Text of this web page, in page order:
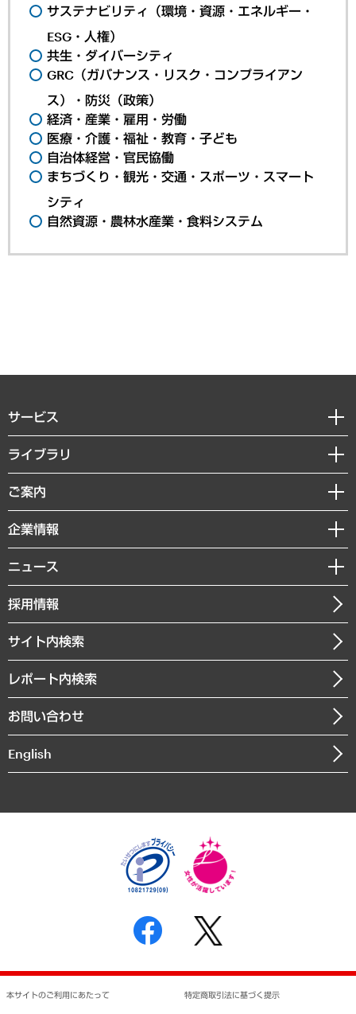
サステナビリティ（環境・資源・エネルギー・
ESG・人権）
共生・ダイバーシティ
GRC（ガバナンス・リスク・コンプライアン
ス）・防災（政策）
経済・産業・雇用・労働
医療・介護・福祉・教育・子ども
自治体経営・官民協働
まちづくり・観光・交通・スポーツ・スマート
シティ
自然資源・農林水産業・食料システム
サービス
経営戦略
組織・人事戦略
デジタルイノベーション
共生・ダイバーシティ
GRC（ガバナンス・リスク・コンプライアンス）・防災（政策）
経済・産業・雇用・労働
まちづくり・観光・交通・スポーツ・スマートシティ
自然資源・農林水産業・食料システム
ライブラリ
経済調査
レポート
コラム
経営用語集
受託・受注実績（官公庁関連）
メディア掲載・出演
ご案内
セミナー・イベント情報
MUFGビジネスセミナー
受託案件情報
企業情報
私たちの想い
社長メッセージ
会社概要
沿革
組織図・本部部室紹介
インドネシア現地法人
個人情報保護方針
反社会的勢力に対する基本方針
書面による個人情報の開示等の請求の手続きについて
ニュース
ニュースリリース
お知らせ
採用情報
サイト内検索
レポート内検索
お問い合わせ
English
本サイトのご利用にあたって 特定商取引法に基づく提示